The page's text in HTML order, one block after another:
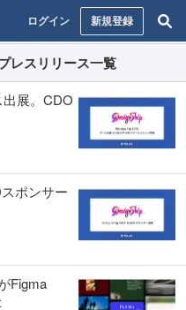
ログイン 新規登録
レスリリース一覧
展。CDO
ポンサー
Figma